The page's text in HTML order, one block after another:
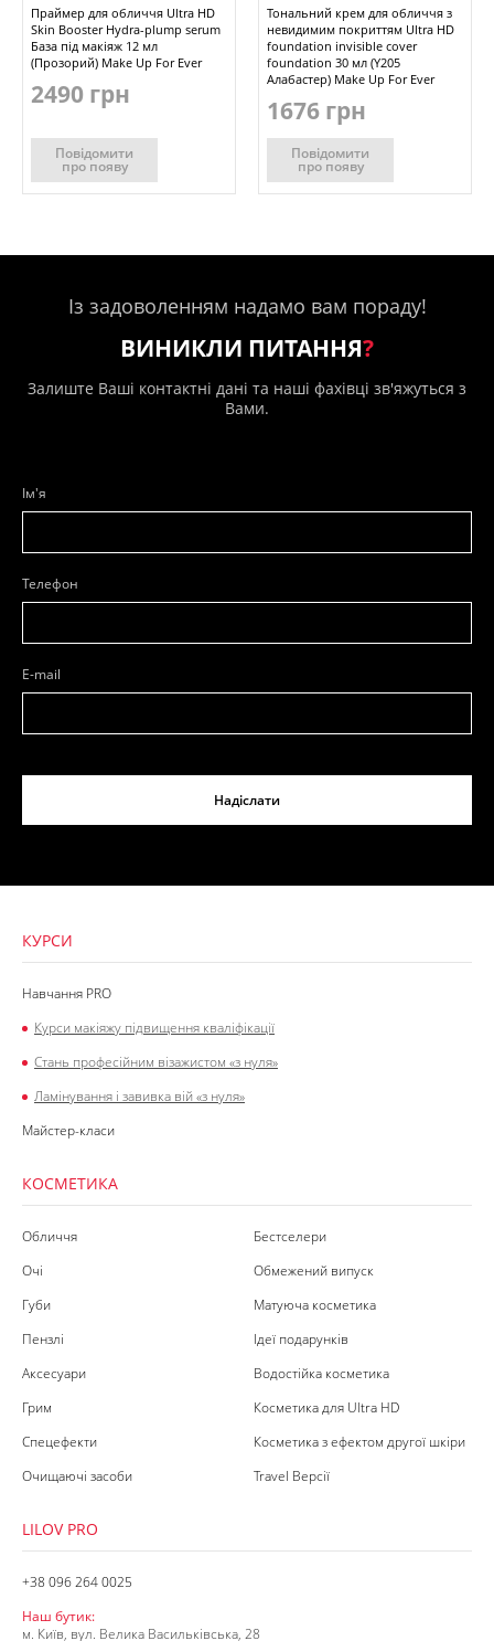
Праймер для обличчя Ultra HD
Skin Booster Hydra-plump serum
База під макіяж 12 мл
(Прозорий) Make Up For Ever
2490 грн
Повідомити
про появу
Тональний крем для обличчя з
невидимим покриттям Ultra HD
foundation invisible cover
foundation 30 мл (Y205
Алабастер) Make Up For Ever
1676 грн
Повідомити
про появу
Із задоволенням надамо вам пораду!
ВИНИКЛИ ПИТАННЯ?
Залиште Ваші контактні дані та наші фахівці зв'яжуться з
Вами.
Ім'я
Телефон
E-mail
Надіслати
КУРСИ
Навчання PRO
Курси макіяжу підвищення кваліфікації
Стань професійним візажистом «з нуля»
Ламінування і завивка вій «з нуля»
Майстер-класи
КОСМЕТИКА
Обличчя
Очі
Губи
Пензлі
Аксесуари
Грим
Спецефекти
Очищаючі засоби
Бестселери
Обмежений випуск
Матуюча косметика
Ідеї подарунків
Водостійка косметика
Косметика для Ultra HD
Косметика з ефектом другої шкіри
Travel Версії
LILOV PRO
+38 096 264 0025
Наш бутик:
м. Київ, вул. Велика Васильківська, 28